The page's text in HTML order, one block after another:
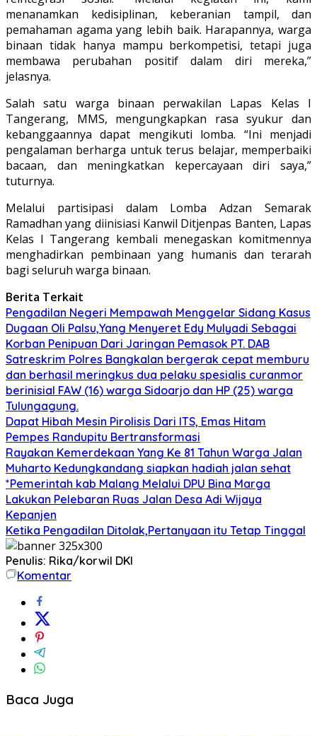
menanamkan kedisiplinan, keberanian tampil, dan
pemahaman agama yang lebih baik. Harapannya, warga
binaan tidak hanya mampu berkompetisi, tetapi juga
membawa perubahan positif dalam diri mereka,”
jelasnya.
Salah satu warga binaan perwakilan Lapas Kelas I
Tangerang, MMS, mengungkapkan rasa syukur dan
kebanggaannya dapat mengikuti lomba. “Ini menjadi
pengalaman berharga untuk terus belajar, memperbaiki
bacaan, dan meningkatkan kepercayaan diri saya,”
tuturnya.
Melalui partisipasi dalam Lomba Adzan Semarak
Ramadhan yang diinisiasi Kanwil Ditjenpas Banten, Lapas
Kelas I Tangerang kembali menegaskan komitmennya
menghadirkan pembinaan yang humanis dan terarah
bagi seluruh warga binaan.
Berita Terkait
Pengadilan Negeri Mempawah Menggelar Sidang Kasus
Dugaan Oli Palsu,Yang Menyeret Edy Mulyadi Sebagai
Korban Penipuan Dari Jaringan Pemasok PT. DAB
Satreskrim Polres Bangkalan bergerak cepat memburu
dan berhasil meringkus dua pelaku spesialis curanmor
berinisial FAW (16) warga Sidoarjo dan HP (25) warga
Tulungagung.
Dapat Hibah Mesin Pirolisis Dari ITS, Emas Hitam
Pempes Randupitu Bertransformasi
Rayakan Kemerdekaan Yang Ke 81 Tahun Warga Jalan
Muharto Kedungkandang siapkan hadiah jalan sehat
*Pemerintah kab Malang Melalui DPU Bina Marga
Lakukan Pelebaran Ruas Jalan Desa Adi Wijaya
Kepanjen
Ketika Pengadilan Ditolak,Pertanyaan itu Tetap Tinggal
Penulis: Rika/korwil DKI
Komentar
Baca Juga